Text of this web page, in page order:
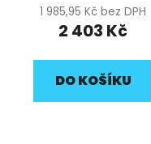
1080mm pitbike YCF
1 985,95 Kč bez DPH
2 403 Kč
DO KOŠÍKU